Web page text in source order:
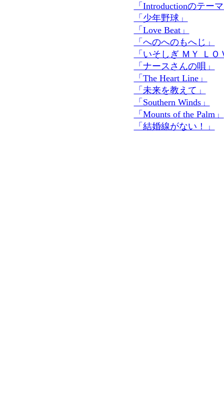
「Introductionのテー
「少年野球」
「Love Beat」
「へのへのもへじ」
「いそしぎ ＭＹ ＬＯ
「ナースさんの唄」
「The Heart Line」
「未来を教えて」
「Southern Winds」
「Mounts of the Palm」
「結婚線がない！」